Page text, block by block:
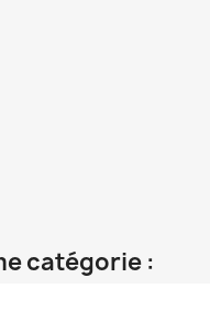
catégorie :